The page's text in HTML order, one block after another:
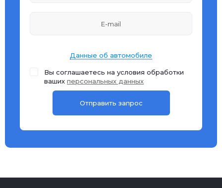
Данные об автомобиле
Вы соглашаетесь на условия обработки
ваших персональных данных